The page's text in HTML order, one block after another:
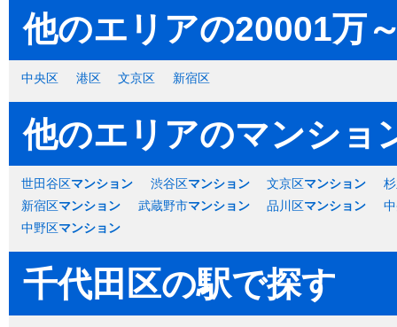
他のエリアの20001万
中央区 港区 文京区 新宿区
他のエリアのマンショ
世田谷区マンション 渋谷区マンション 文京区マンション
新宿区マンション 武蔵野市マンション 品川区マンション
中野区マンション
千代田区の駅で探す